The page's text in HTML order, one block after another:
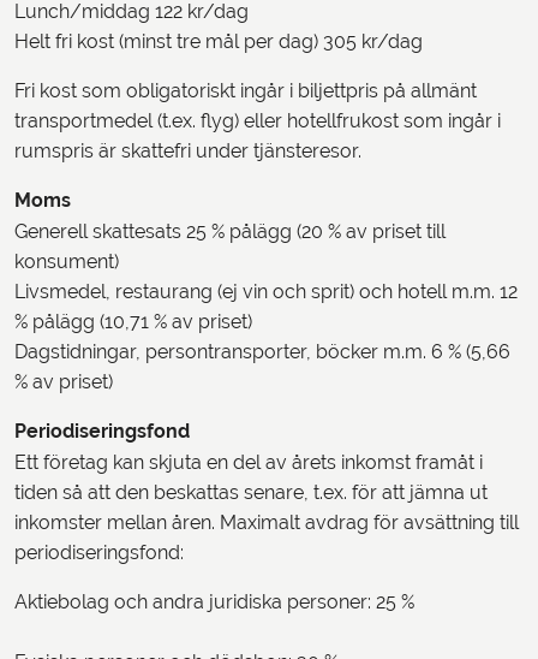
Lunch/middag 122 kr/dag
Helt fri kost (minst tre mål per dag) 305 kr/dag
Fri kost som obligatoriskt ingår i biljettpris på allmänt
transportmedel (t.ex. flyg) eller hotellfrukost som ingår i
rumspris är skattefri under tjänsteresor.
Moms
Generell skattesats 25 % pålägg (20 % av priset till
konsument)
Livsmedel, restaurang (ej vin och sprit) och hotell m.m. 12
% pålägg (10,71 % av priset)
Dagstidningar, persontransporter, böcker m.m. 6 % (5,66
% av priset)
Periodiseringsfond
Ett företag kan skjuta en del av årets inkomst framåt i
tiden så att den beskattas senare, t.ex. för att jämna ut
inkomster mellan åren. Maximalt avdrag för avsättning till
periodiseringsfond:
Aktiebolag och andra juridiska personer: 25 %